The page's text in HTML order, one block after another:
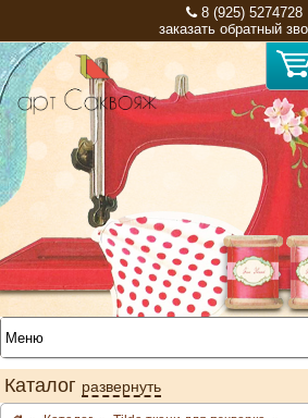
8 (925) 5274728
заказать обратный
Каталог развернуть